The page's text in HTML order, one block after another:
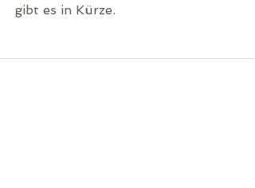
gibt es in Kürze.